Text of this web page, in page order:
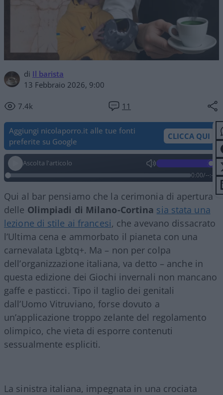
di Il barista
13 Febbraio 2026, 9:00
7.4k 11
Aggiungi nicolaporro.it alle tue fonti
preferite su Google
CLICCA QUI
Ascolta l'articolo
0:00/--:--
Qui al bar pensiamo che la cerimonia di apertura
delle Olimpiadi di Milano-Cortina sia stata una
lezione di stile ai francesi, che avevano dissacrato
l’Ultima cena e ammorbato il pianeta con una
carnevalata Lgbtq+. Ma – non per colpa
dell’organizzazione italiana, va detto – anche in
questa edizione dei Giochi invernali non mancano
gaffe e pasticci. Tipo il taglio dei genitali
dall’Uomo Vitruviano, forse dovuto a
un’applicazione troppo zelante del regolamento
olimpico, che vieta di esporre contenuti
sessualmente espliciti.
La sinistra italiana, impegnata in una crociata